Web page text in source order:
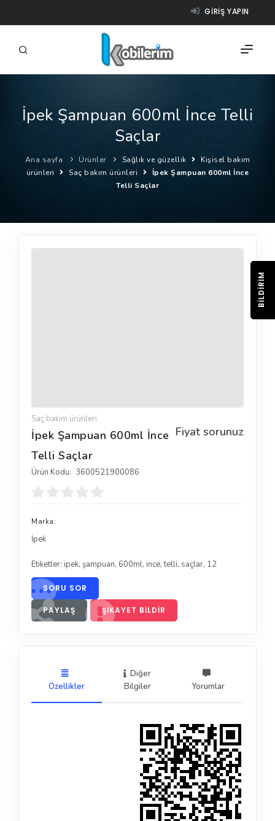
GIRIŞ YAPIN
FIRMALAR
ÜRÜNLER
NASIL ÇALIŞIR?
YARDIM
İpek Şampuan 600ml İnce Telli
Saçlar
Ana sayfa Ürünler Sağlık ve güzellik
Kişisel bakım
ürünleri
Saç bakım ürünleri
İpek Şampuan 600ml İnce
Telli Saçlar
Saç bakım ürünleri
Fiyat sorunuz
İpek Şampuan 600ml İnce
Telli Saçlar
Ürün Kodu: 3600521900086
Marka:
İpek
Etiketler: ipek, şampuan, 600ml, ince,telli, saçlar, 12
SORU SOR
PAYLAŞ ŞIKAYET BILDIR
Özellikler
Diğer
Bilgiler
Yorumlar
BILDIRIM